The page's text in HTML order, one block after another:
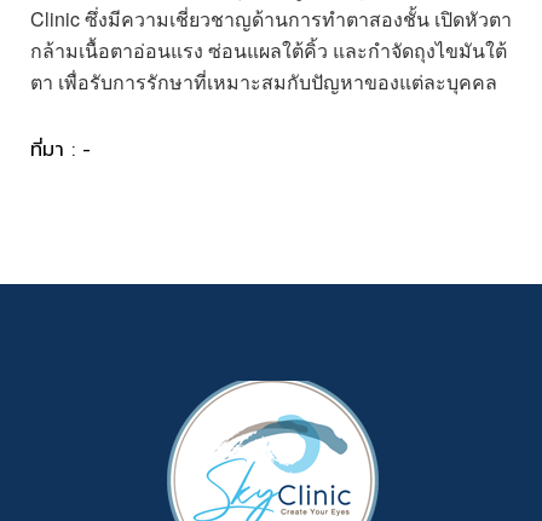
Clinic ซึ่งมีความเชี่ยวชาญด้านการทำตาสองชั้น เปิดหัวตา
กล้ามเนื้อตาอ่อนแรง ซ่อนแผลใต้คิ้ว และกำจัดถุงไขมันใต้
ตา เพื่อรับการรักษาที่เหมาะสมกับปัญหาของแต่ละบุคคล
ที่มา : -